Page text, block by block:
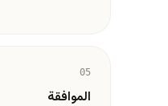
05
الموافقة